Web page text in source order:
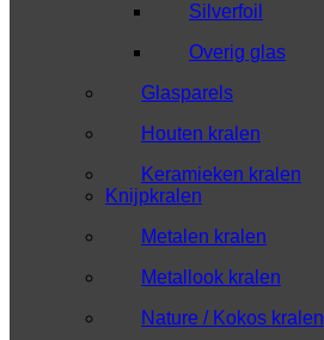
Silverfoil
Overig glas
Glasparels
Houten kralen
Keramieken kralen
Knijpkralen
Metalen kralen
Metallook kralen
Nature / Kokos kralen